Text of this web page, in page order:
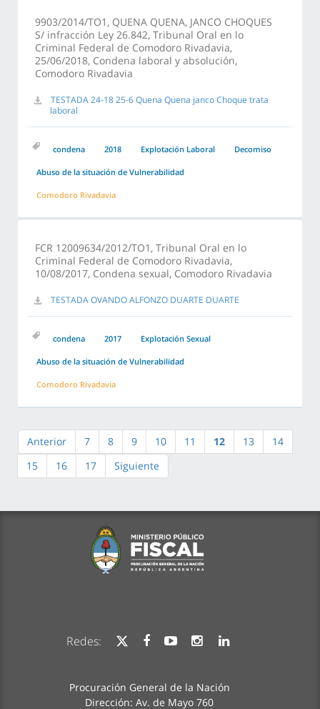
9903/2014/TO1, QUENA QUENA, JANCO CHOQUES
S/ infracción Ley 26.842, Tribunal Oral en lo
Criminal Federal de Comodoro Rivadavia,
25/06/2018, Condena laboral y absolución,
Comodoro Rivadavia
TESTADA 24-18 25-6 Quena Quena janco Choque trata
laboral
condena 2018 Explotación Laboral Decomiso
Abuso de la situación de Vulnerabilidad
Comodoro Rivadavia
FCR 12009634/2012/TO1, Tribunal Oral en lo
Criminal Federal de Comodoro Rivadavia,
10/08/2017, Condena sexual, Comodoro Rivadavia
TESTADA OVANDO ALFONZO DUARTE DUARTE
condena 2017 Explotación Sexual
Abuso de la situación de Vulnerabilidad
Comodoro Rivadavia
Anterior 7 8 9 10 11 12 13
14
15
16 17 Siguiente
Redes:
Procuración General de la Nación
Dirección: Av. de Mayo 760